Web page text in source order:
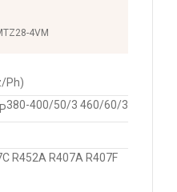
4VM
Ph)
380-400/50/3 460/60/3
R452A R407A R407F